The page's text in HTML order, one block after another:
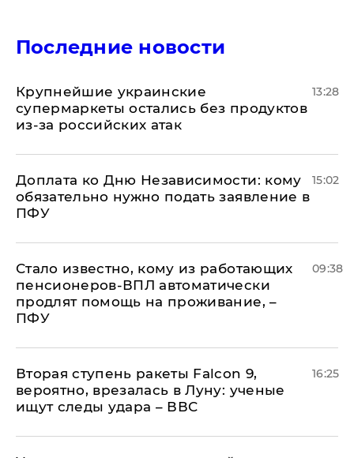
Последние новости
Крупнейшие украинские
супермаркеты остались без продуктов
из-за российских атак
13:28
Доплата ко Дню Независимости: кому
обязательно нужно подать заявление в
ПФУ
15:02
Стало известно, кому из работающих
пенсионеров-ВПЛ автоматически
продлят помощь на проживание, –
ПФУ
09:38
Вторая ступень ракеты Falcon 9,
вероятно, врезалась в Луну: ученые
ищут следы удара – ВВС
16:25